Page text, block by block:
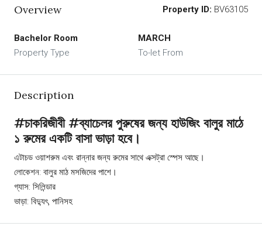
Overview Property ID: BV63105
Bachelor Room
Property Type
MARCH
To-let From
Description
#চাকরিজীবী #ব্যাচেলর পুরুষের জন্য হাউজিং বালুর মাঠে
১ রুমের একটি বাসা ভাড়া হবে।
এটাচড ওয়াশরুম এবং রান্নার জন্য রুমের সাথে এক্সট্রা স্পেস আছে।
লোকেশন: বালুর মাঠ মসজিদের পাশে।
গ্যাস: সিলিন্ডার
ভাড়া: বিদ্যুৎ, পানিসহ